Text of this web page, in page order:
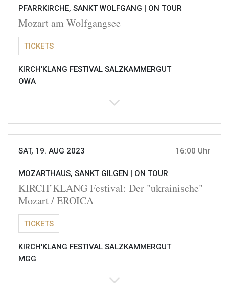
PFARRKIRCHE, SANKT WOLFGANG | ON TOUR
Mozart am Wolfgangsee
TICKETS
KIRCH'KLANG FESTIVAL SALZKAMMERGUT
OWA
SAT, 19. AUG 2023 16:00 Uhr
MOZARTHAUS, SANKT GILGEN | ON TOUR
KIRCH’KLANG Festival: Der "ukrainische"
Mozart / EROICA
TICKETS
KIRCH'KLANG FESTIVAL SALZKAMMERGUT
MGG